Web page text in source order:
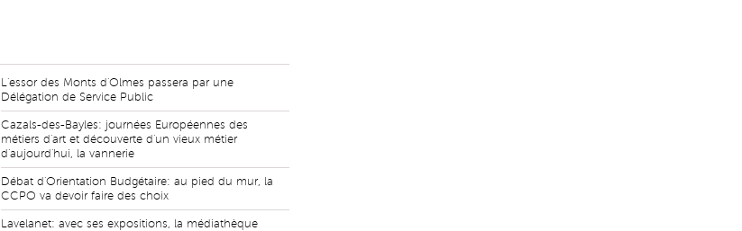
L'essor des Monts d'Olmes passera par une
Délégation de Service Public
Cazals-des-Bayles: journées Européennes des
métiers d'art et découverte d'un vieux métier
d'aujourd'hui, la vannerie
Débat d'Orientation Budgétaire: au pied du mur, la
CCPO va devoir faire des choix
Lavelanet: avec ses expositions, la médiathèque